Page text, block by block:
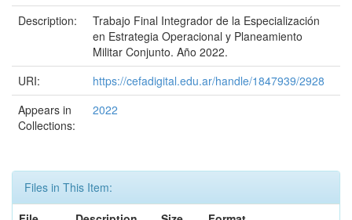
Description:
Trabajo Final Integrador de la Especialización
en Estrategia Operacional y Planeamiento
Militar Conjunto. Año 2022.
URI:
https://cefadigital.edu.ar/handle/1847939/2928
Appears in
Collections:
2022
Files in This Item: